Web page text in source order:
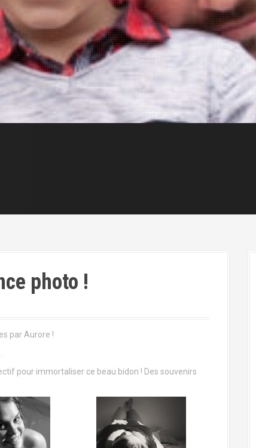
photo !
par Aurore !
pour immortaliser ce beau bidon ! Des souvenirs